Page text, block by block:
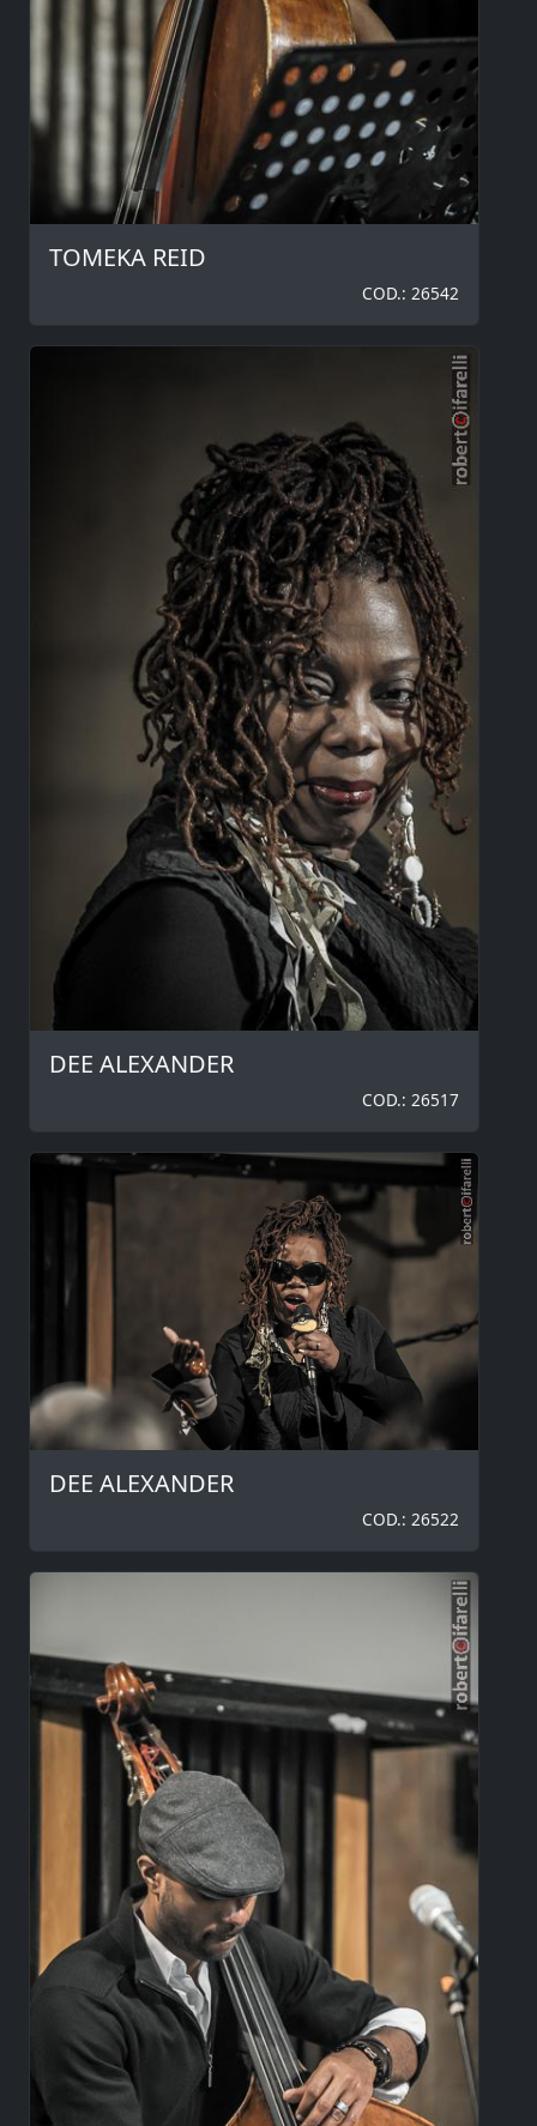
TOMEKA REID
COD.: 26542
DEE ALEXANDER
COD.: 26517
DEE ALEXANDER
COD.: 26522